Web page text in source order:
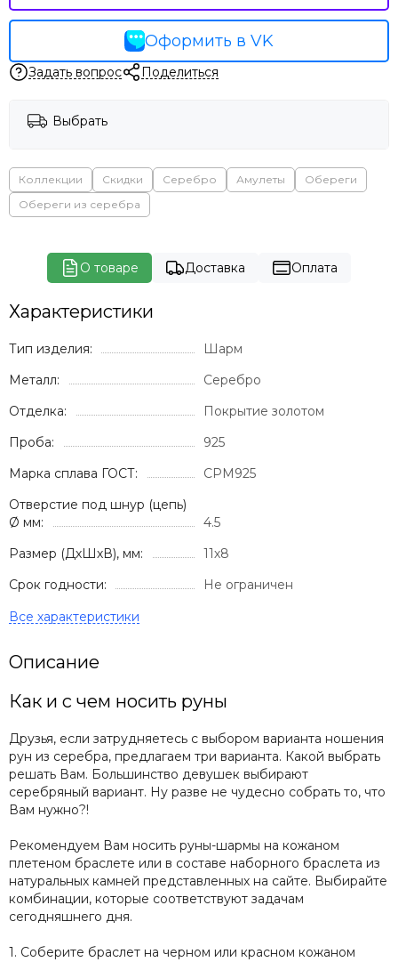
Оформить в VK
Задать вопрос Поделиться
Выбрать
Коллекции Скидки Серебро Амулеты
Обереги
Обереги из серебра
О товаре Доставка Оплата
Характеристики
Тип изделия:
Шарм
Металл:
Серебро
Отделка:
Покрытие золотом
Проба:
925
Марка сплава ГОСТ:
СРМ925
Отверстие под шнур (цепь)
Ø мм:
4.5
Размер (ДхШхВ), мм:
11х8
Срок годности:
Не ограничен
Описание
Как и с чем носить руны
Друзья, если затрудняетесь с выбором варианта ношения
рун из серебра, предлагаем три варианта. Какой выбрать
решать Вам. Большинство девушек выбирают
серебряный вариант. Ну разве не чудесно собрать то, что
Вам нужно?!
Рекомендуем Вам носить руны-шармы на кожаном
плетеном браслете или в составе наборного браслета из
натуральных камней представленных на сайте. Выбирайте
комбинации, которые соответствуют задачам
сегодняшнего дня.
1. Соберите браслет на черном или красном кожаном